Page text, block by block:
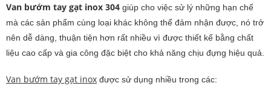
Van bướm tay gạt inox 304 giúp cho việc sử lý những hạn chế
mà các sản phẩm cùng loại khác không thể đảm nhận được, nó trở
nên dễ dàng, thuận tiện hơn rất nhiều vì được thiết kế bằng chất
liệu cao cấp và gia công đặc biệt cho khả năng chịu đựng hiệu quả.
Van bướm tay gạt inox được sử dụng nhiều trong các: